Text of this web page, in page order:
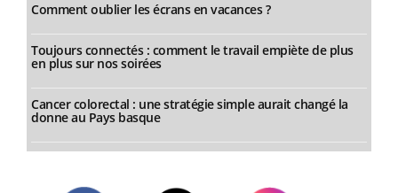
Comment oublier les écrans en vacances ?
Toujours connectés : comment le travail empiète de plus
en plus sur nos soirées
Cancer colorectal : une stratégie simple aurait changé la
donne au Pays basque